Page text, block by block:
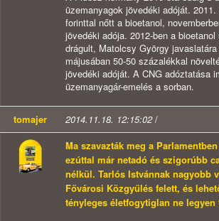
üzemanyagok jövedéki adóját.
forinttal nőtt a bioetanol,
jövedéki adója. 2012-ben a
drágult, Matolcsy György
májusában 50-50 százalékkal
jövedéki adóját. A CNG adóztatása
üzemanyagár-emelés a sorban.
tomajer 2014.11.18. 12:15:02/
Ma szavazták meg a
ezúttal már netadó és szigorúbb
nélkül. Tarlós Istvánnak nagyobb
Fővárosi Közgyűlés felett, és
tényleges életfogytiglan ne legyen